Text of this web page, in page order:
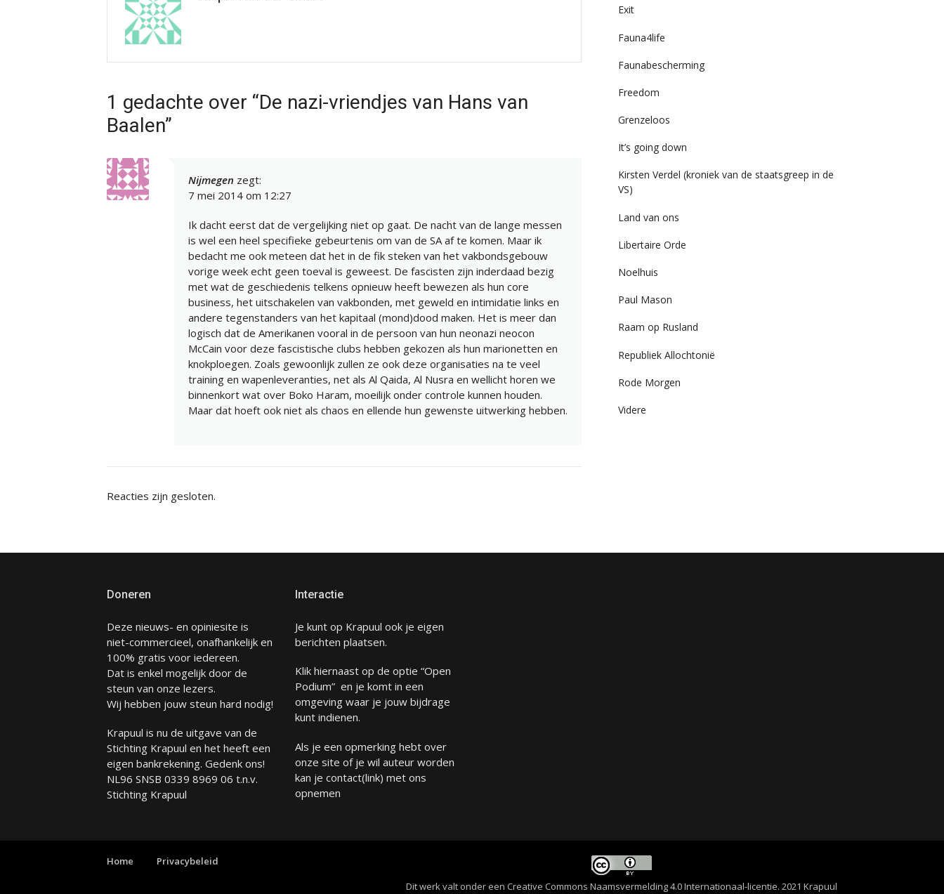
1 gedachte over “De nazi-vriendjes van Hans van
Baalen”
Nijmegen zegt:
7 mei 2014 om 12:27
Ik dacht eerst dat de vergelijking niet op gaat. De nacht van de lange messen
is wel een heel specifieke gebeurtenis om van de SA af te komen. Maar ik
bedacht me ook meteen dat het in de fik steken van het vakbondsgebouw
vorige week echt geen toeval is geweest. De fascisten zijn inderdaad bezig
met wat de geschiedenis telkens opnieuw heeft bewezen als hun core
business, het uitschakelen van vakbonden, met geweld en intimidatie links en
andere tegenstanders van het kapitaal (mond)dood maken. Het is meer dan
logisch dat de Amerikanen vooral in de persoon van hun neonazi neocon
McCain voor deze fascistische clubs hebben gekozen als hun marionetten en
knokploegen. Zoals gewoonlijk zullen ze ook deze organisaties na te veel
training en wapenleveranties, net als Al Qaida, Al Nusra en wellicht horen we
binnenkort wat over Boko Haram, moeilijk onder controle kunnen houden.
Maar dat hoeft ook niet als chaos en ellende hun gewenste uitwerking hebben.
Reacties zijn gesloten.
Exit
Fauna4life
Faunabescherming
Freedom
Grenzeloos
It’s going down
Kirsten Verdel (kroniek van de staatsgreep in de
VS)
Land van ons
Libertaire Orde
Noelhuis
Paul Mason
Raam op Rusland
Republiek Allochtonië
Rode Morgen
Videre
Doneren
Deze nieuws- en opiniesite is
niet-commercieel, onafhankelijk en
100% gratis voor iedereen.
Dat is enkel mogelijk door de
steun van onze lezers.
Wij hebben jouw steun hard nodig!
Krapuul is nu de uitgave van de
Stichting Krapuul en het heeft een
eigen bankrekening. Gedenk ons!
NL96 SNSB 0339 8969 06 t.n.v.
Stichting Krapuul
Interactie
Je kunt op Krapuul ook je eigen
berichten plaatsen.
Klik hiernaast op de optie “Open
Podium” en je komt in een
omgeving waar je jouw bijdrage
kunt indienen.
Als je een opmerking hebt over
onze site of je wil auteur worden
kan je contact(link) met ons
opnemen
Home
Privacybeleid
Dit werk valt onder een Creative Commons Naamsvermelding 4.0 Internationaal-licentie. 2021 Krapuul